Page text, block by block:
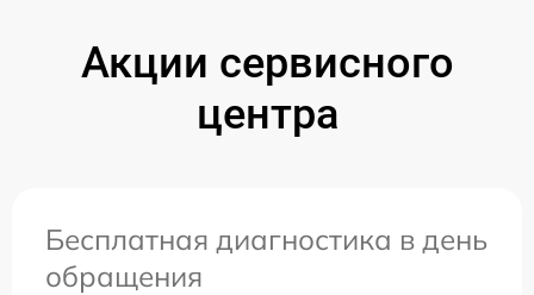
Акции сервисного
центра
Бесплатная диагностика в день
обращения